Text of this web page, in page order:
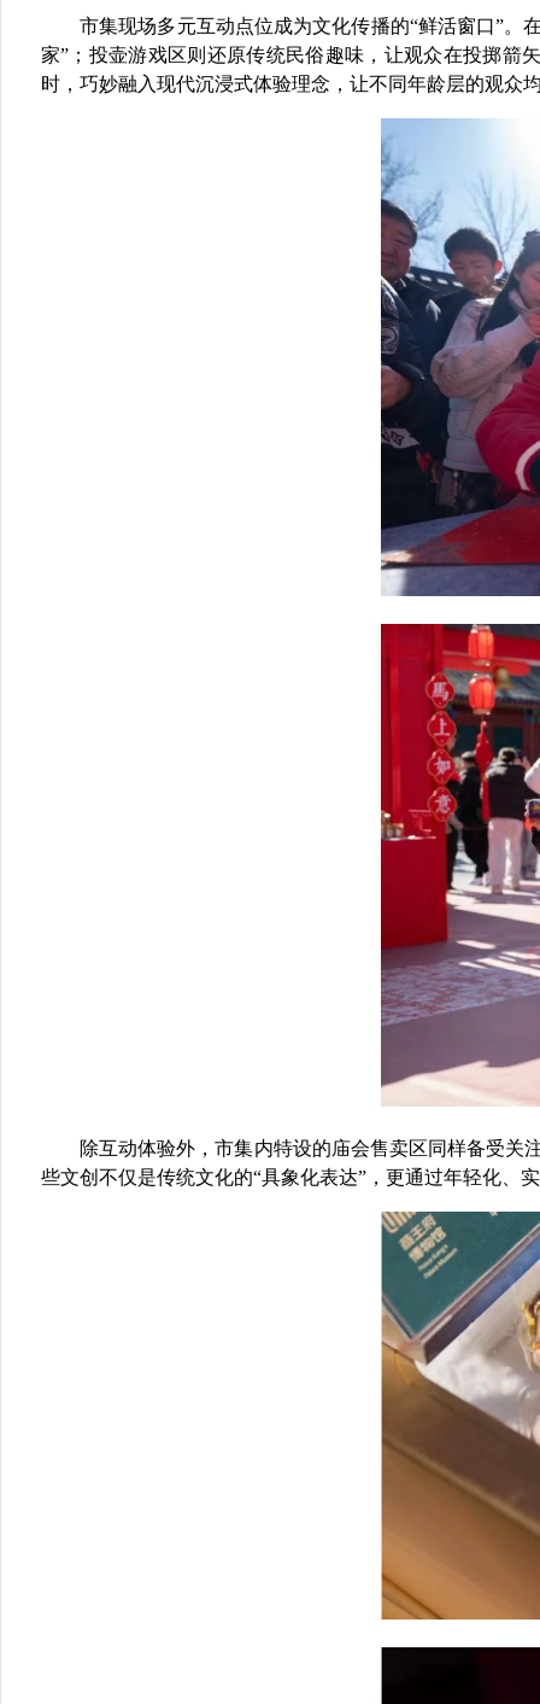
市集现场多元互动点位成为文化传播的“鲜活窗口”。
家”； 投壶游戏区则还原传统民俗趣味，让观众在投掷箭
时，巧妙融入现代沉浸式体验理念，让不同年龄层的观众
除互动体验外，市集内特设的庙会售卖区同样备受关
些文创不仅是传统文化的“具象化表达”，更通过年轻化、